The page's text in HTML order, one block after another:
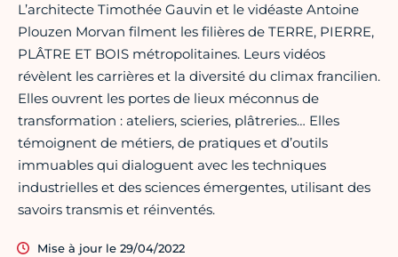
L’architecte Timothée Gauvin et le vidéaste Antoine
Plouzen Morvan filment les filières de TERRE, PIERRE,
PLÂTRE ET BOIS métropolitaines. Leurs vidéos
révèlent les carrières et la diversité du climax francilien.
Elles ouvrent les portes de lieux méconnus de
transformation : ateliers, scieries, plâtreries… Elles
témoignent de métiers, de pratiques et d’outils
immuables qui dialoguent avec les techniques
industrielles et des sciences émergentes, utilisant des
savoirs transmis et réinventés.
Mise à jour le 29/04/2022